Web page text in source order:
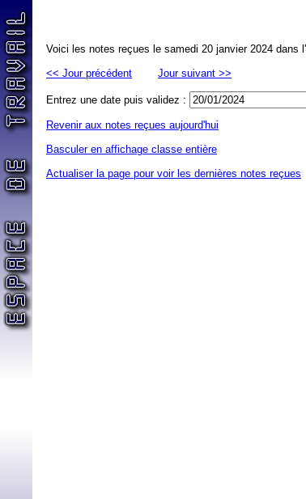
Voici les notes reçues le samedi 20 janvier 2024 dans
<< Jour précédent
Jour suivant >>
Entrez une date puis validez :
Revenir aux notes reçues aujourd'hui
Basculer en affichage classe entière
Actualiser la page pour voir les dernières notes reçues